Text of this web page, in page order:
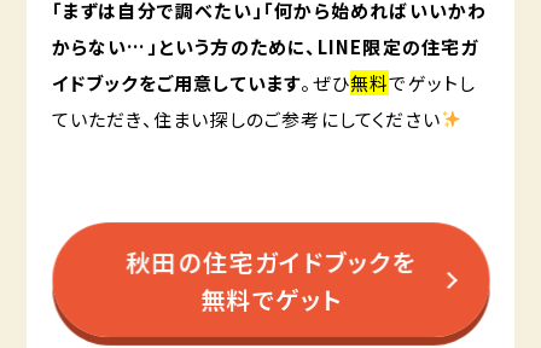
「まずは自分で調べたい」「何から始めればいいかわ
からない…」という方のために、LINE限定の住宅ガ
イドブックをご用意しています。ぜひ無料でゲットし
ていただき、住まい探しのご参考にしてください
秋田の住宅ガイドブックを
無料でゲット